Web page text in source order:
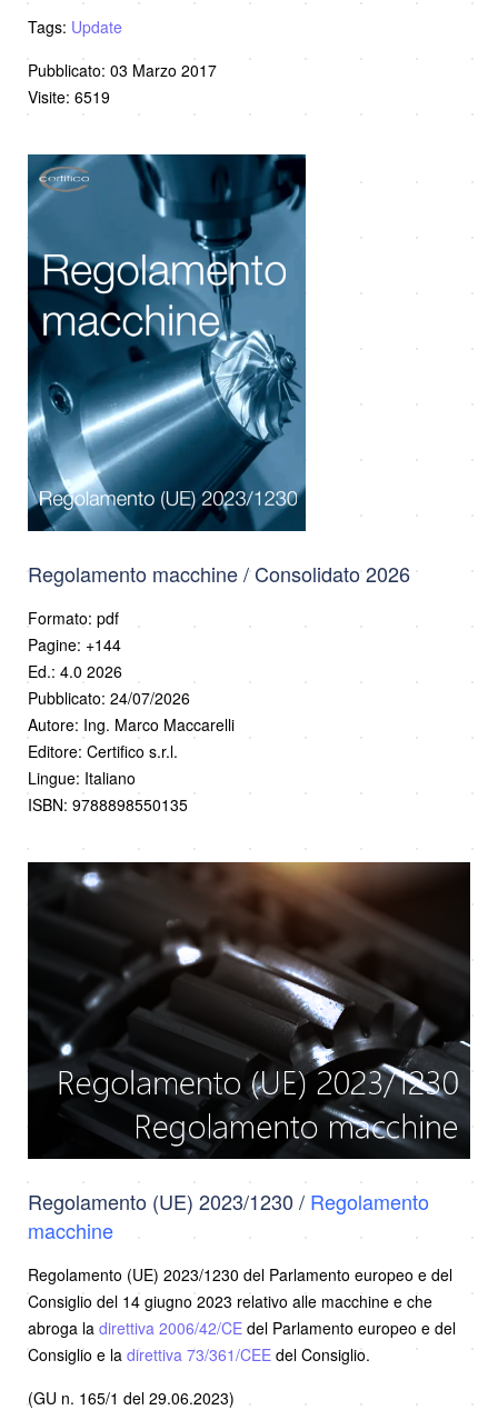
Tags: Update
Pubblicato: 03 Marzo 2017
Visite: 6519
Regolamento macchine / Consolidato 2026
Formato: pdf
Pagine: +144
Ed.: 4.0 2026
Pubblicato: 24/07/2026
Autore: Ing. Marco Maccarelli
Editore: Certifico s.r.l.
Lingue: Italiano
ISBN: 9788898550135
Regolamento (UE) 2023/1230 / Regolamento
macchine
Regolamento (UE) 2023/1230 del Parlamento europeo e del
Consiglio del 14 giugno 2023 relativo alle macchine e che
abroga la direttiva 2006/42/CE del Parlamento europeo e del
Consiglio e la direttiva 73/361/CEE del Consiglio.
(GU n. 165/1 del 29.06.2023)